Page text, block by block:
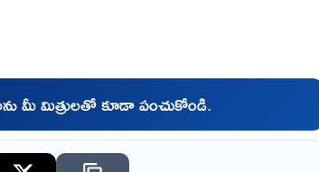
మీ మిత్రులతో కూడా పంచుకోండి.